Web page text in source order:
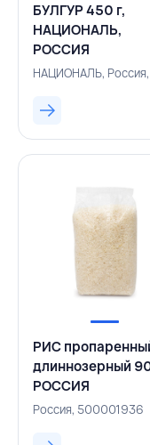
БУЛГУР 450 г,
НАЦИОНАЛЬ,
РОССИЯ
РИС
длиннозерный
РОССИЯ
Россия, 500001936